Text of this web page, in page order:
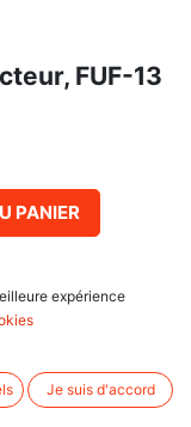
FUF-13
PANIER
FUF-13.
expérience
Je suis d'accord